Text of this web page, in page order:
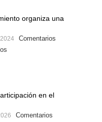
organiza una
Comentarios
en el
Comentarios